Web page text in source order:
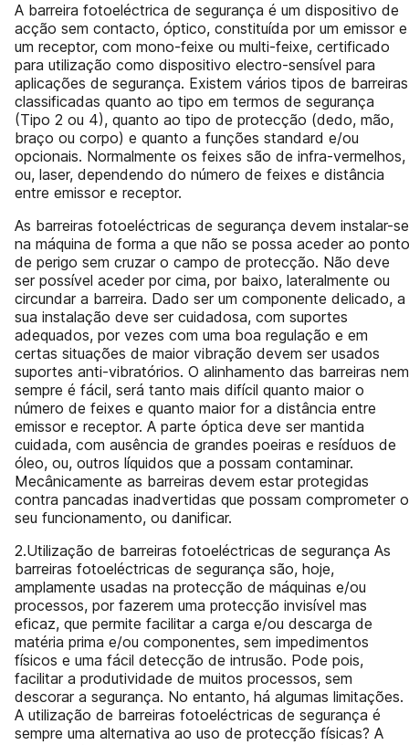
A barreira fotoeléctrica de segurança é um dispositivo de
acção sem contacto, óptico, constituída por um emissor e
um receptor, com mono-feixe ou multi-feixe, certificado
para utilização como dispositivo electro-sensível para
aplicações de segurança. Existem vários tipos de
classificadas quanto ao tipo em termos de segurança
(Tipo 2 ou 4), quanto ao tipo de protecção (dedo, mão,
braço ou corpo) e quanto a funções standard e/ou
opcionais. Normalmente os feixes são de infra-vermelhos,
ou, laser, dependendo do número de feixes e distância
entre emissor e receptor.
As barreiras fotoeléctricas de segurança devem instalar-se
na máquina de forma a que não se possa aceder ao ponto
de perigo sem cruzar o campo de protecção. Não deve
ser possível aceder por cima, por baixo, lateralmente ou
circundar a barreira. Dado ser um componente delicado, a
sua instalação deve ser cuidadosa, com suportes
adequados, por vezes com uma boa regulação e em
certas situações de maior vibração devem ser usados
suportes anti-vibratórios. O alinhamento das barreiras nem
sempre é fácil, será tanto mais difícil quanto maior o
número de feixes e quanto maior for a distância entre
emissor e receptor. A parte óptica deve ser mantida
cuidada, com ausência de grandes poeiras e resíduos de
óleo, ou, outros líquidos que a possam contaminar.
Mecânicamente as barreiras devem estar protegidas
contra pancadas inadvertidas que possam comprometer o
seu funcionamento, ou danificar.
2.Utilização de barreiras fotoeléctricas de segurança As
barreiras fotoeléctricas de segurança são, hoje,
amplamente usadas na protecção de máquinas e/ou
processos, por fazerem uma protecção invisível mas
eficaz, que permite facilitar a carga e/ou descarga de
matéria prima e/ou componentes, sem impedimentos
físicos e uma fácil detecção de intrusão. Pode pois,
facilitar a produtividade de muitos processos, sem
descorar a segurança. No entanto, há algumas limitações.
A utilização de barreiras fotoeléctricas de segurança é
sempre uma alternativa ao uso de protecção físicas? A